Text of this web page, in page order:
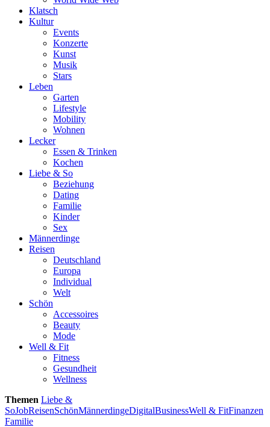
Klatsch
Kultur
Events
Konzerte
Kunst
Musik
Stars
Leben
Garten
Lifestyle
Mobility
Wohnen
Lecker
Essen & Trinken
Kochen
Liebe & So
Beziehung
Dating
Familie
Kinder
Sex
Männerdinge
Reisen
Deutschland
Europa
Individual
Welt
Schön
Accessoires
Beauty
Mode
Well & Fit
Fitness
Gesundheit
Wellness
Themen Liebe &
SoJobReisenSchönMännerdingeDigitalBusinessWell & FitFinanzen
Familie